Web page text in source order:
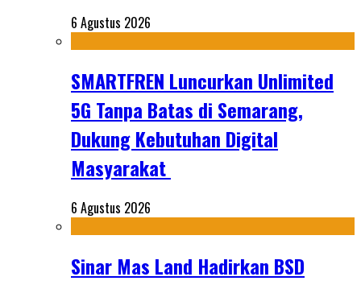
6 Agustus 2026
SMARTFREN Luncurkan Unlimited
5G Tanpa Batas di Semarang,
Dukung Kebutuhan Digital
Masyarakat
6 Agustus 2026
Sinar Mas Land Hadirkan BSD